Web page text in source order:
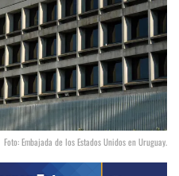
Foto: Embajada de los Estados Unidos en Uruguay.